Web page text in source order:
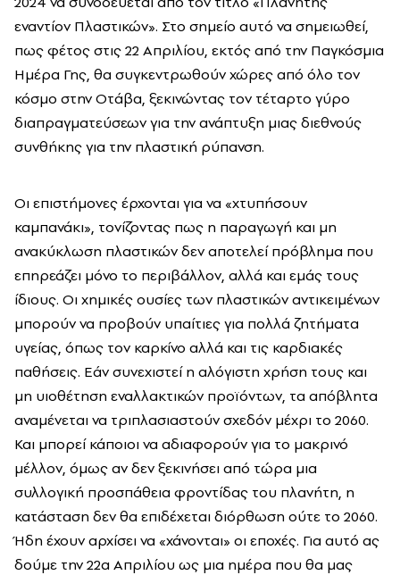
εναντίον Πλαστικών». Στο σημείο αυτό να σημειωθεί,
πως φέτος στις 22 Απριλίου, εκτός από την Παγκόσμια
Ημέρα Γης, θα συγκεντρωθούν χώρες από όλο τον
κόσμο στην Οτάβα, ξεκινώντας τον τέταρτο γύρο
διαπραγματεύσεων για την ανάπτυξη μιας διεθνούς
συνθήκης για την πλαστική ρύπανση.
Οι επιστήμονες έρχονται για να «χτυπήσουν
καμπανάκι», τονίζοντας πως η παραγωγή και μη
ανακύκλωση πλαστικών δεν αποτελεί πρόβλημα που
επηρεάζει μόνο το περιβάλλον, αλλά και εμάς τους
ίδιους. Οι χημικές ουσίες των πλαστικών αντικειμένων
μπορούν να προβούν υπαίτιες για πολλά ζητήματα
υγείας, όπως τον καρκίνο αλλά και τις καρδιακές
παθήσεις. Εάν συνεχιστεί η αλόγιστη χρήση τους και
μη υιοθέτηση εναλλακτικών προϊόντων, τα απόβλητα
αναμένεται να τριπλασιαστούν σχεδόν μέχρι το 2060.
Και μπορεί κάποιοι να αδιαφορούν για το μακρινό
μέλλον, όμως αν δεν ξεκινήσει από τώρα μια
συλλογική προσπάθεια φροντίδας του πλανήτη, η
κατάσταση δεν θα επιδέχεται διόρθωση ούτε το 2060.
Ήδη έχουν αρχίσει να «χάνονται» οι εποχές. Για αυτό ας
δούμε την 22α Απριλίου ως μια ημέρα που θα μας